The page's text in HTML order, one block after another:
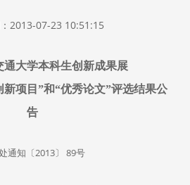
2013-07-23 10:51:15
通大学本科生创新成果展
项目”和“优秀论文”评选结果公
告
通知〔2013〕 89号